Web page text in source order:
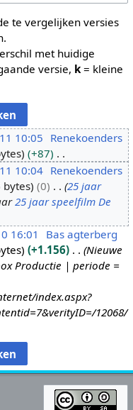
te vergelijken versies
met huidige
versie, k= kleine
10:05
Renekoenders
+87
10:04 Renekoenders
bytes 0
25 jaar
25 jaar speelfilm De
16:01
Bas agterberg
+1.156
Nieuwe
Productie | periode =
index.aspx?
12068/